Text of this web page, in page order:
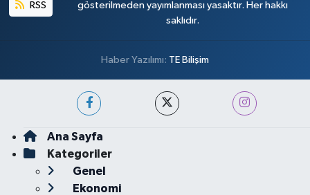
RSS
gösterilmeden yayımlanması yasaktır. Her hakkı
saklıdır.
Haber Yazılımı: TE Bilişim
Ana Sayfa
Kategoriler
Genel
Ekonomi